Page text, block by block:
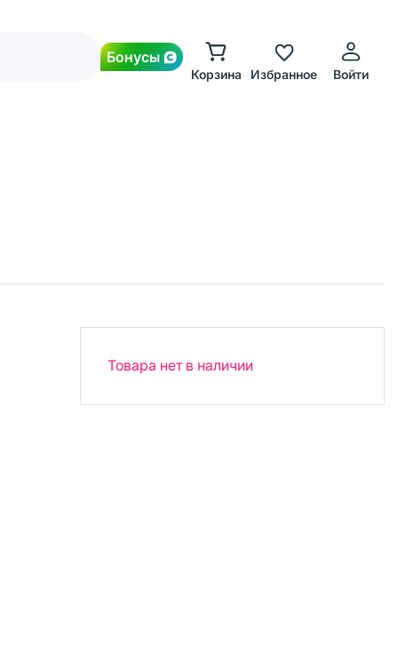
Бонусы
Корзина Избранное Войти
Товара нет в наличии